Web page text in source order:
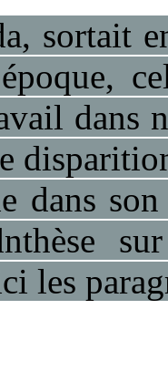
sortait
dans
dans
les